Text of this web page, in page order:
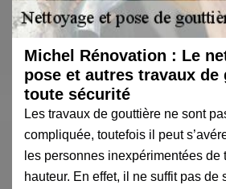
Michel Rénovation : Le
pose et autres travaux de
toute sécurité
Les travaux de gouttière ne sont
compliquée, toutefois il peut
les personnes inexpérimentées de
hauteur. En effet, il ne suffit pas de